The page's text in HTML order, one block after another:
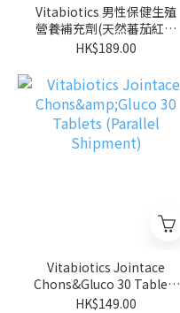
Vitabiotics 男性保健生殖
營養補充劑(天然蕃茄紅素
及鋅) 60粒(平行進口)
HK$189.00
Vitabiotics Jointace
Chons&Gluco 30 Tablets
(Parallel Shipment)
HK$149.00